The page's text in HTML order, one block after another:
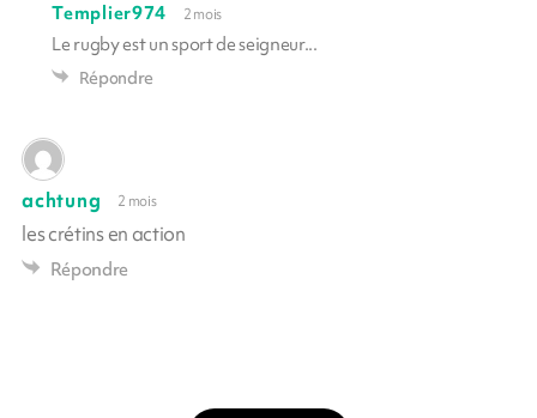
Templier974 2 mois
Le rugby est un sport de seigneur...
Répondre
achtung 2 mois
les crétins en action
Répondre